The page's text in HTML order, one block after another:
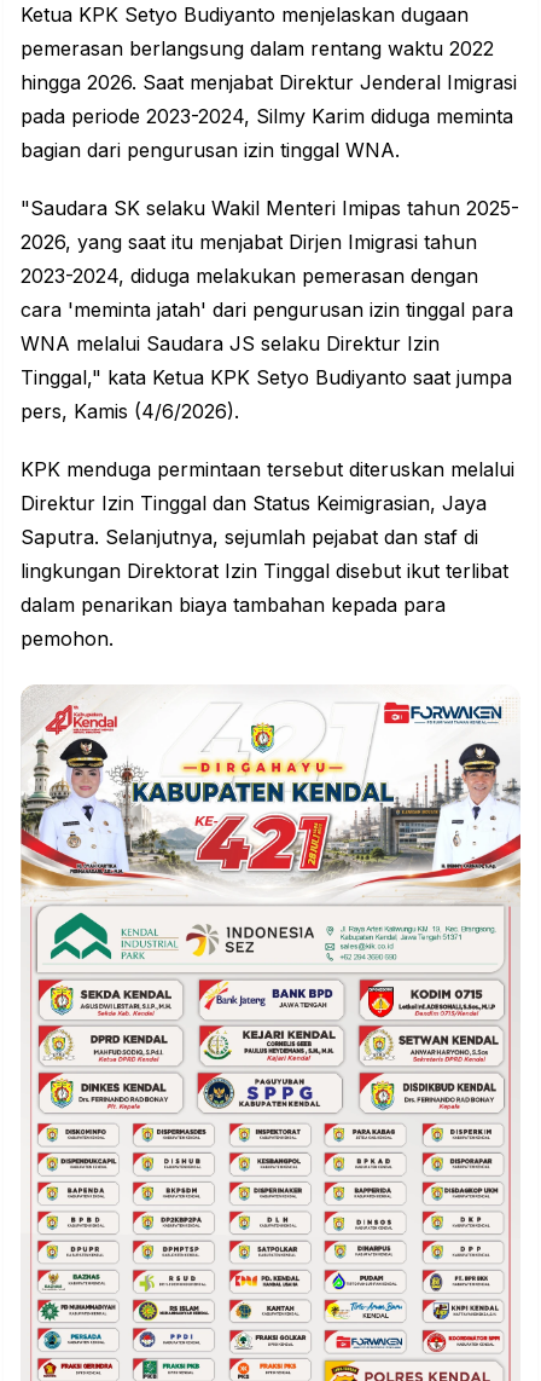
Ketua KPK Setyo Budiyanto menjelaskan dugaan
pemerasan berlangsung dalam rentang waktu 2022
hingga 2026. Saat menjabat Direktur Jenderal Imigrasi
pada periode 2023-2024, Silmy Karim diduga meminta
bagian dari pengurusan izin tinggal WNA.
"Saudara SK selaku Wakil Menteri Imipas tahun 2025-
2026, yang saat itu menjabat Dirjen Imigrasi tahun
2023-2024, diduga melakukan pemerasan dengan
cara 'meminta jatah' dari pengurusan izin tinggal para
WNA melalui Saudara JS selaku Direktur Izin
Tinggal," kata Ketua KPK Setyo Budiyanto saat jumpa
pers, Kamis (4/6/2026).
KPK menduga permintaan tersebut diteruskan melalui
Direktur Izin Tinggal dan Status Keimigrasian, Jaya
Saputra. Selanjutnya, sejumlah pejabat dan staf di
lingkungan Direktorat Izin Tinggal disebut ikut terlibat
dalam penarikan biaya tambahan kepada para
pemohon.